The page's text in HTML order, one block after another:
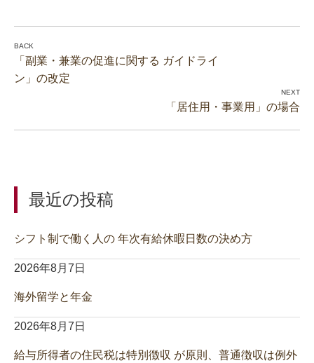
「副業・兼業の促進に関する ガイドライ
ン」の改定
「居住用・事業用」の場合
最近の投稿
シフト制で働く人の 年次有給休暇日数の決め方
2026年8月7日
海外留学と年金
2026年8月7日
給与所得者の住民税は特別徴収 が原則、普通徴収は例外